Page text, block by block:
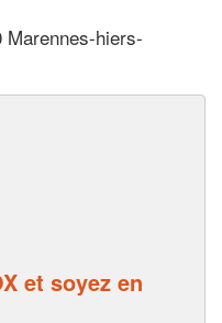
hiers-
et soyez en